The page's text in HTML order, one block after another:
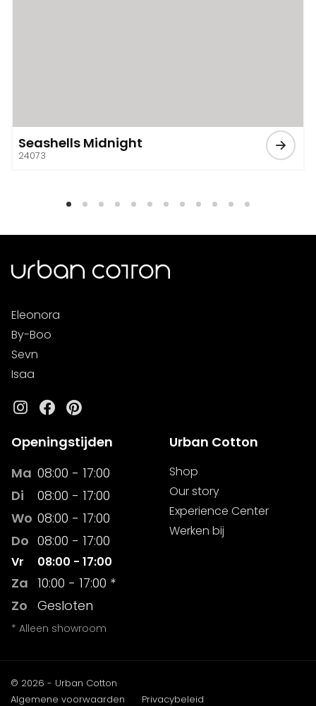
Seashells Midnight
24073
Eleonora
By-Boo
Sevn
Isaa
Instagram
Facebook
Pinterest
Openingstijden
Ma 08:00 - 17:00
Di
08:00 - 17:00
Wo 08:00 - 17:00
Do 08:00 - 17:00
Vr 08:00 - 17:00
Za 10:00 - 17:00 *
Zo
Gesloten
* Alleen showroom
Urban Cotton
Shop
Our story
Experience Center
Werken bij
© 2026 - Urban Cotton
Algemene voorwaarden
Privacybeleid